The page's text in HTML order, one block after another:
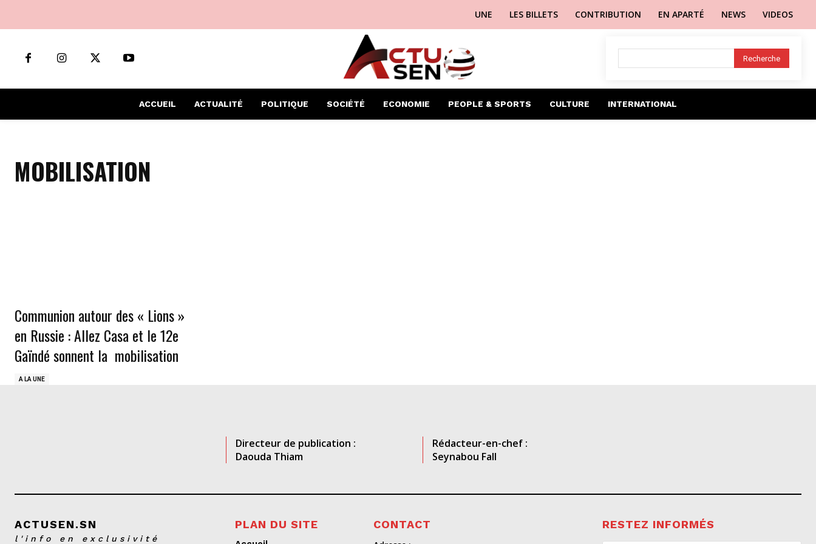
UNE LES BILLETS CONTRIBUTION EN APARTÉ NEWS VIDEOS
Recherche
ACCUEIL ACTUALITÉ POLITIQUE SOCIÉTÉ ECONOMIE PEOPLE & SPORTS CULTURE INTERNATIONAL
MOBILISATION
Communion autour des « Lions »
en Russie : Allez Casa et le 12e
Gaïndé sonnent la mobilisation
A LA UNE
Directeur de publication :
Daouda Thiam
Rédacteur-en-chef :
Seynabou Fall
ACTUSEN.SN
l'info en exclusivité
PLAN DU SITE CONTACT RESTEZ INFORMÉS